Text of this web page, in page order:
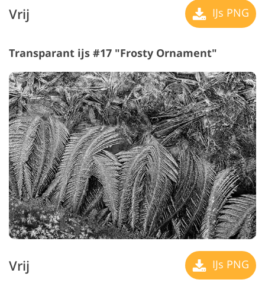
Vrij IJs PNG
Transparant ijs #17 "Frosty Ornament"
Vrij IJs PNG